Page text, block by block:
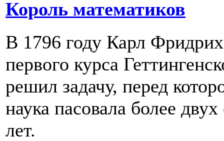
Король математиков
В 1796 году Карл
первого курса
решил задачу, перед
наука пасовала более
лет.